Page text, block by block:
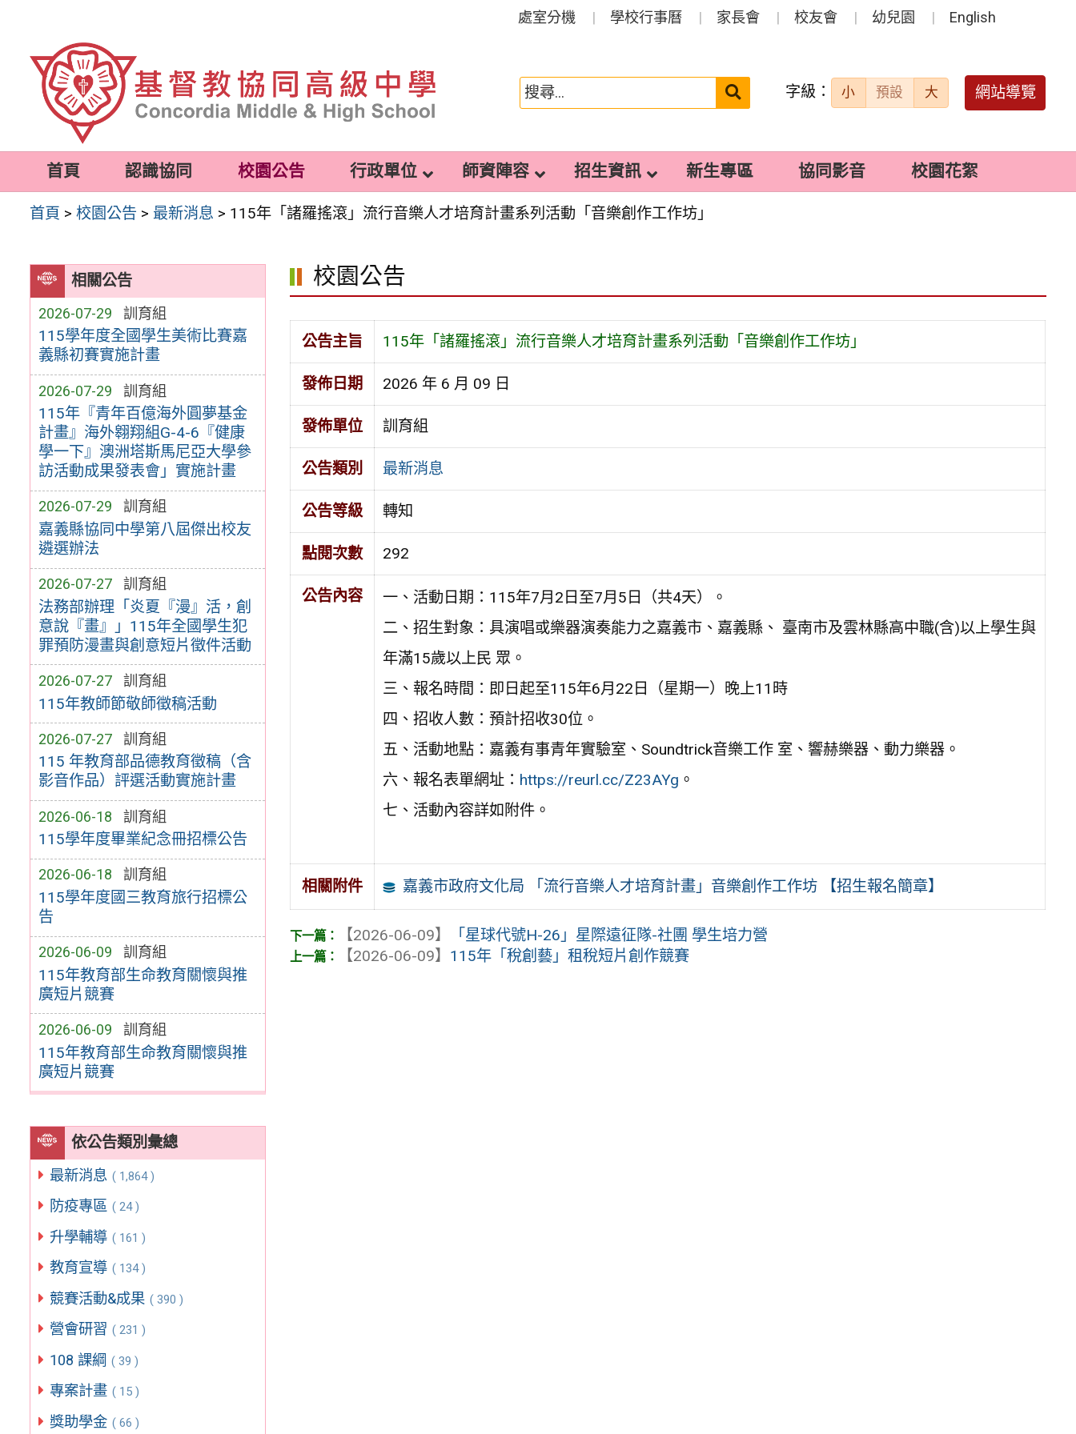
容
處室分機 學校行事曆 家長會 校友會 幼兒園 English
搜
送出 字級： 小 預設 大 網站導覽
首頁 認識協同 校園公告 行政單位 師資陣容 招生資訊 新生專區 協同影音 校園花絮
首頁 >校園公告 > 最新消息 > 115年「諸羅搖滾」流行音樂人才培育計畫系列活動「音樂創作工作坊」
相關公告
2026-07-29 訓育組
115學年度全國學生美術比賽嘉
義縣初賽實施計畫
2026-07-29 訓育組
115年『青年百億海外圓夢基金
計畫』海外翱翔組G-4-6『健康
學一下』澳洲塔斯馬尼亞大學參
訪活動成果發表會」實施計畫
2026-07-29 訓育組
嘉義縣協同中學第八屆傑出校友
遴選辦法
2026-07-27 訓育組
法務部辦理「炎夏『漫』活，創
意說『畫』」115年全國學生犯
罪預防漫畫與創意短片徵件活動
2026-07-27 訓育組
115年教師節敬師徵稿活動
2026-07-27 訓育組
115 年教育部品德教育徵稿（含
影音作品）評選活動實施計畫
2026-06-18 訓育組
115學年度畢業紀念冊招標公告
2026-06-18 訓育組
115學年度國三教育旅行招標公
告
2026-06-09 訓育組
115年教育部生命教育關懷與推
廣短片競賽
2026-06-09 訓育組
115年教育部生命教育關懷與推
廣短片競賽
依公告類別彙總
最新消息 ( 1,864 )
防疫專區 ( 24 )
升學輔導 ( 161 )
教育宣導 ( 134 )
競賽活動&成果 ( 390 )
營會研習 ( 231 )
108 課綱 ( 39 )
專案計畫 ( 15 )
獎助學金 ( 66 )
校園公告
公告主旨 115年「諸羅搖滾」流行音樂人才培育計畫系列活動「音樂創作工作坊」
發佈日期 2026 年 6 月 09 日
發佈單位 訓育組
公告類別 最新消息
公告等級 轉知
點閱次數 292
公告內容
一、活動日期：115年7月2日至7月5日（共4天）。
二、招生對象：具演唱或樂器演奏能力之嘉義市、嘉義縣、 臺南市及雲林縣高中職(含)以上學生與
年滿15歲以上民 眾。
三、報名時間：即日起至115年6月22日（星期一）晚上11時
四、招收人數：預計招收30位。
五、活動地點：嘉義有事青年實驗室、Soundtrick音樂工作 室、響赫樂器、動力樂器。
六、報名表單網址： https://reurl.cc/Z23AYg 。
七、活動內容詳如附件。
相關附件 嘉義市政府文化局 「流行音樂人才培育計畫」音樂創作工作坊 【招生報名簡章】
【2026-06-09】
「星球代號H-26」星際遠征隊-社團 學生培力營
【2026-06-09】 115年「稅創藝」租稅短片創作競賽